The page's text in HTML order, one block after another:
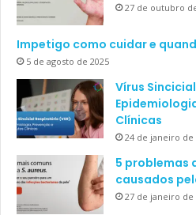
27 de outubro
Impetigo como cuidar e
5 de agosto de 2025
Vírus
Clínicas
24 de janeiro de
5 problemas
causados
27 de janeiro de